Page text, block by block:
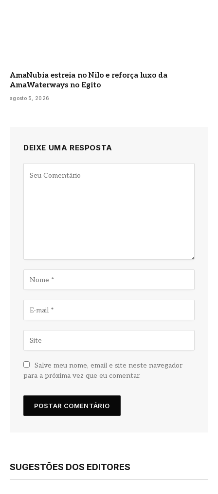
AmaNubia estreia no Nilo e reforça luxo da
AmaWaterways no Egito
agosto 5, 2026
DEIXE UMA RESPOSTA
Salve meu nome, email e site neste navegador
para a próxima vez que eu comentar.
SUGESTÕES DOS EDITORES